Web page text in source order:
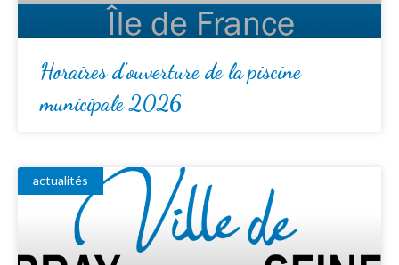
Horaires d’ouverture de la piscine
municipale 2026
actualités